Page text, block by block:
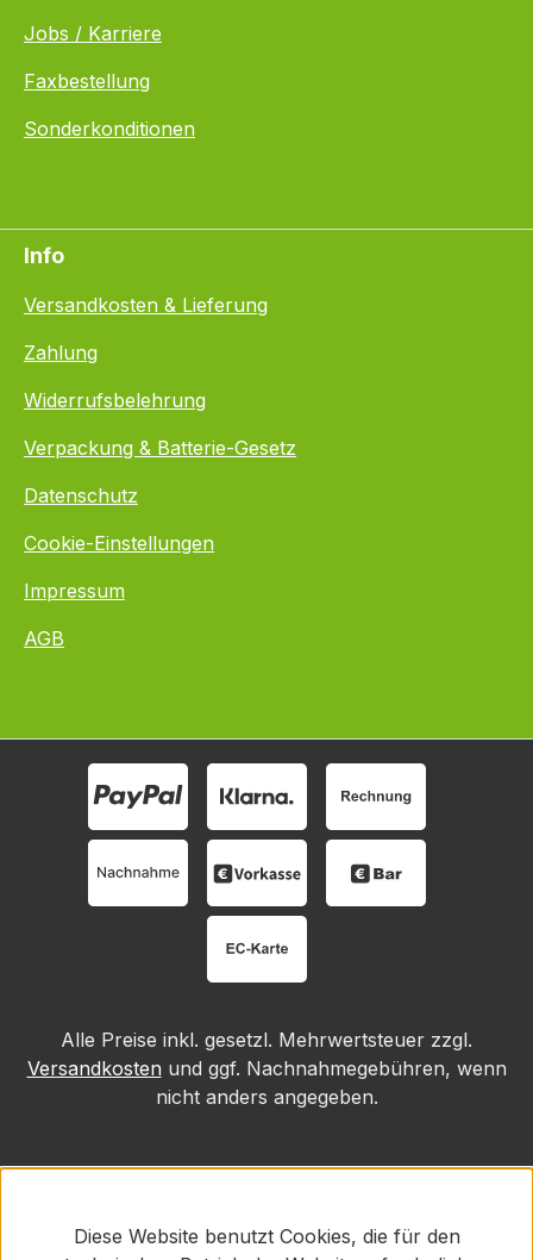
Jobs / Karriere
Faxbestellung
Sonderkonditionen
Info
Versandkosten & Lieferung
Zahlung
Widerrufsbelehrung
Verpackung & Batterie-Gesetz
Datenschutz
Cookie-Einstellungen
Impressum
AGB
Alle Preise inkl. gesetzl. Mehrwertsteuer zzgl.
Versandkosten und ggf. Nachnahmegebühren, wenn
nicht anders angegeben.
Diese Website benutzt Cookies, die für den